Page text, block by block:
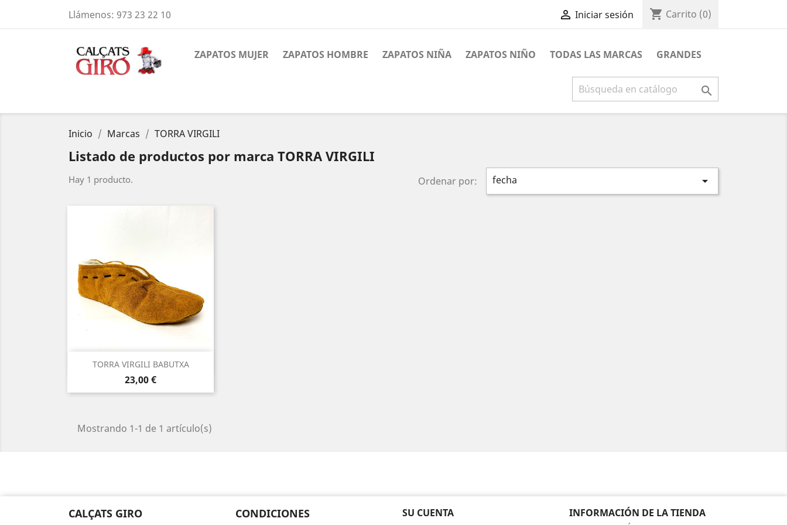
Llámenos: 973 23 22 10  Iniciar sesión shopping_cart Carrito (0)
ZAPATOS MUJER ZAPATOS HOMBRE ZAPATOS NIÑA ZAPATOS NIÑO TODAS LAS MARCAS GRANDES

Inicio Marcas TORRA VIRGILI
Listado de productos por marca TORRA VIRGILI
Hay 1 producto. Ordenar por: fecha 
TORRA VIRGILI BABUTXA
Precio
23,00 €
Vista rápida
Mostrando 1-1 de 1 artículo(s)
CALÇATS GIRO CONDICIONES SU CUENTA
INFORMACIÓN DE LA TIENDA